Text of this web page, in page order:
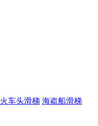
火车头滑梯 海盗船滑梯